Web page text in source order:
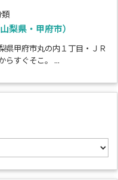
梨県・甲府市）
県甲府市丸の内１丁目・ＪＲ
らすぐそこ。 ...